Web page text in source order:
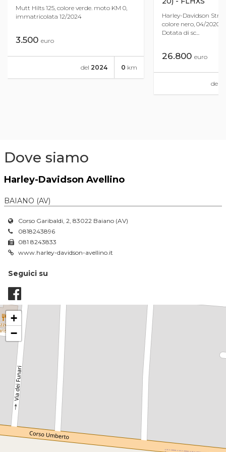
Mutt Hilts 125, colore verde. moto KM 0,
immatricolata 12/2024
3.500 euro
0 km
del 2024
Harley-Davidson
colore nero, 04/2020
Dotata di sc...
26.800 euro
del
Dove siamo
Harley-Davidson Avellino
BAIANO (AV)
Corso Garibaldi, 2, 83022 Baiano (AV)
0818243896
081 8243833
www.harley-davidson-avellino.it
Seguici su
+
−